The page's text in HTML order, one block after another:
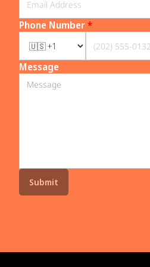
Phone Number*
Message